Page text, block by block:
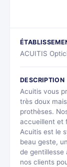
ACUITIS
DESCRIPTION
Acuitis vous
très doux
prothèses.
accueillent et
Acuitis est le
beau geste,
de gentillesse
nos clients